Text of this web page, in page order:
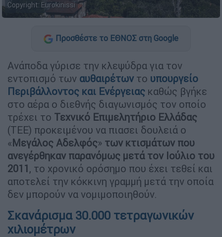
Copyright: Eurokinissi
Προσθέστε το ΕΘΝΟΣ στη Google
Ανάποδα γύρισε την κλεψύδρα για τον
εντοπισμό των αυθαιρέτων το υπουργείο
Περιβάλλοντος και Ενέργειας καθώς βγήκε
στο αέρα ο διεθνής διαγωνισμός τον οποίο
τρέχει το Τεχνικό Επιμελητήριο Ελλάδας
(ΤΕΕ) προκειμένου να πιασει δουλειά ο
«Μεγάλος Αδελφός» των κτισμάτων που
ανεγέρθηκαν παρανόμως μετά τον Ιούλιο του
2011, το χρονικό ορόσημο που έχει τεθεί και
αποτελεί την κόκκινη γραμμή μετά την οποία
δεν μπορούν να νομιμοποιηθούν.
Σκανάρισμα 30.000 τετραγωνικών
χιλιομέτρων